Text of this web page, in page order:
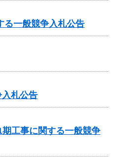
一般競争入札公告
札公告
工事に関する一般競争